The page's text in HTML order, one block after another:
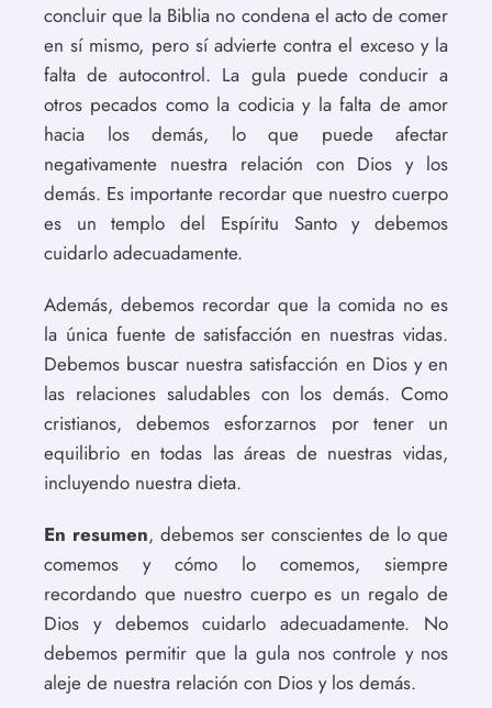
concluir que la Biblia no condena el acto de comer
en sí mismo, pero sí advierte contra el exceso y la
falta de autocontrol. La gula puede conducir a
otros pecados como la codicia y la falta de amor
hacia los demás, lo que puede afectar
negativamente nuestra relación con Dios y los
demás. Es importante recordar que nuestro cuerpo
es un templo del Espíritu Santo y debemos
cuidarlo adecuadamente.
Además, debemos recordar que la comida no es
la única fuente de satisfacción en nuestras vidas.
Debemos buscar nuestra satisfacción en Dios y en
las relaciones saludables con los demás. Como
cristianos, debemos esforzarnos por tener un
equilibrio en todas las áreas de nuestras vidas,
incluyendo nuestra dieta.
En resumen, debemos ser conscientes de lo que
comemos y cómo lo comemos, siempre
recordando que nuestro cuerpo es un regalo de
Dios y debemos cuidarlo adecuadamente. No
debemos permitir que la gula nos controle y nos
aleje de nuestra relación con Dios y los demás.